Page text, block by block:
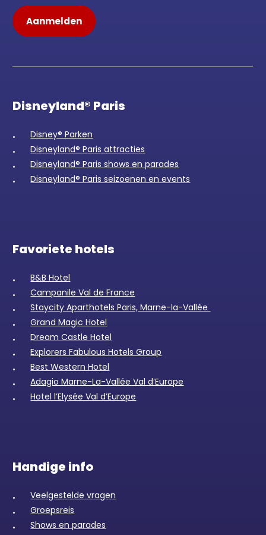
Disneyland® Paris
Disney® Parken
Disneyland® Paris attracties
Disneyland® Paris shows en parades
Disneyland® Paris seizoenen en events
Favoriete hotels
B&B Hotel
Campanile Val de France
Staycity Aparthotels Paris, Marne-la-Vallée
Grand Magic Hotel
Dream Castle Hotel
Explorers Fabulous Hotels Group
Best Western Hotel
Adagio Marne-La-Vallée Val d’Europe
Hotel l’Elysée Val d’Europe
Handige info
Veelgestelde vragen
Groepsreis
Shows en parades